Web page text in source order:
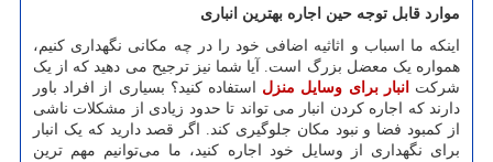
موارد قابل توجه حین اجاره بهترین انباری
اینکه ما اسباب و اثاثیه اضافی خود را در چه مکانی نگهداری کنیم،
همواره یک معضل بزرگ است. آیا شما نیز ترجیح می دهید که از یک
شرکت
انبار برای وسایل منزل استفاده کنید؟ بسیاری از افراد باور
دارند که اجاره کردن انبار می تواند تا حدود زیادی از مشکلات ناشی
از کمبود فضا و نبود مکان جلوگیری کند. اگر قصد دارید که یک انبار
برای نگهداری از وسایل خود اجاره کنید، ما می‌توانیم مهم ترین